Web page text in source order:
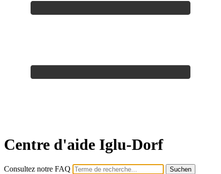
Centre d'aide Iglu-Dorf
Consultez notre FAQ